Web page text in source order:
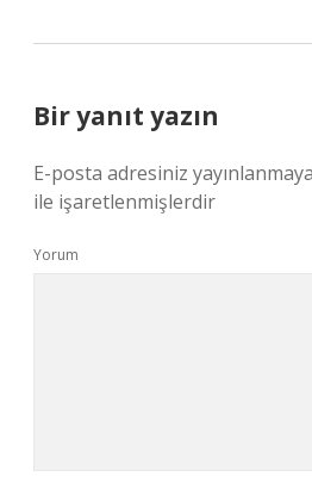
Bir yanıt yazın
E-posta adresiniz
ile işaretlenmişlerdir
Yorum